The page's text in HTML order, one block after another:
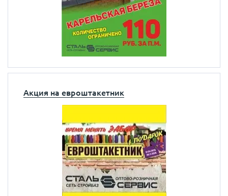
Акция на евроштакетник